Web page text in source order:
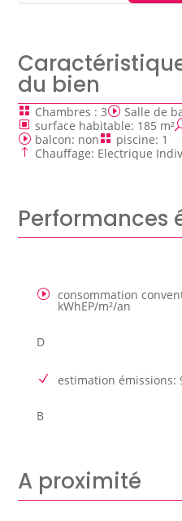
du bien
Chambres :3 Salle de
surface habitable: 185 m²
balcon: non piscine: 1
Chauffage: Electrique
Performances
consommation
kWhEP/m²/an
D
estimation émissions:
B
A proximité